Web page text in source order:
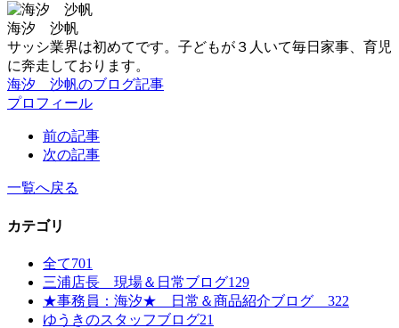
海汐 沙帆
サッシ業界は初めてです。子どもが３人いて毎日家事、育児
に奔走しております。
海汐 沙帆のブログ記事
プロフィール
前の記事
次の記事
一覧へ戻る
カテゴリ
全て701
三浦店長 現場＆日常ブログ129
★事務員：海汐★ 日常＆商品紹介ブログ 322
ゆうきのスタッフブログ21